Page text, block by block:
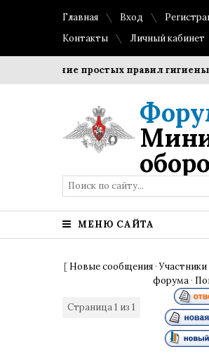
Главная Вход
Контакты
Личный кабинет
Соблюдение простых правил гигиены
МЕНЮ САЙТА
[ Новые сообщения ·Участники
форума ·
Страница1 из 1